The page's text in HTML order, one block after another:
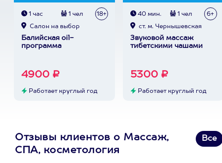
1 час 1 чел 18+
Cалон на выбор
Балийская oil-
программа
4900 ₽
Работает круглый год
40 мин. 1 чел 6+
ст. м. Чернышевская
Звуковой массаж
тибетскими чашами
5300 ₽
Работает круглый год
Отзывы клиентов о Массаж,
СПА, косметология
Все